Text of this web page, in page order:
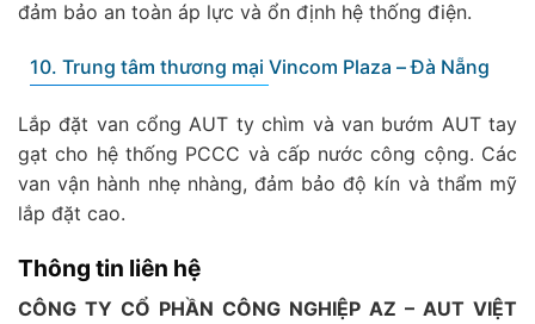
đảm bảo an toàn áp lực và ổn định hệ thống điện.
10. Trung tâm thương mại Vincom Plaza – Đà Nẵng
Lắp đặt van cổng AUT ty chìm và van bướm AUT tay
gạt cho hệ thống PCCC và cấp nước công cộng. Các
van vận hành nhẹ nhàng, đảm bảo độ kín và thẩm mỹ
lắp đặt cao.
Thông tin liên hệ
CÔNG TY CỔ PHẦN CÔNG NGHIỆP AZ – AUT VIỆT